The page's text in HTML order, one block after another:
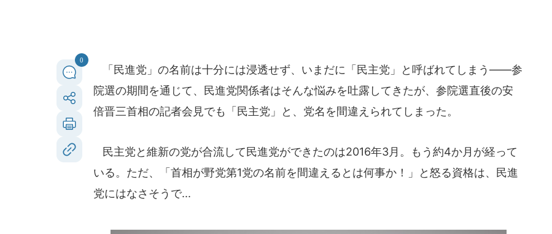
0
「民進党」の名前は十分には浸透せず、いまだに「民主党」と呼ばれてしまう――参
院選の期間を通じて、民進党関係者はそんな悩みを吐露してきたが、参院選直後の安
倍晋三首相の記者会見でも「民主党」と、党名を間違えられてしまった。
民主党と維新の党が合流して民進党ができたのは2016年3月。もう約4か月が経って
いる。ただ、「首相が野党第1党の名前を間違えるとは何事か！」と怒る資格は、民進
党にはなさそうで...